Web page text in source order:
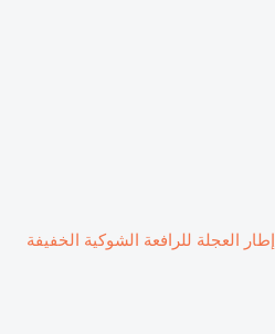
إطار العجلة للرافعة الشوكية الخفيفة